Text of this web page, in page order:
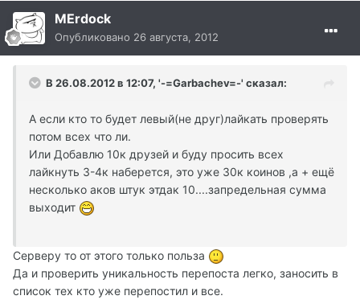
MErdock
Опубликовано 26 августа, 2012
В 26.08.2012 в 12:07, '-=Garbachev=-' сказал:
А если кто то будет левый(не друг)лайкать проверять
потом всех что ли.
Или Добавлю 10к друзей и буду просить всех
лайкнуть 3-4к наберется, это уже 30к коинов ,а + ещё
несколько аков штук этдак 10....запредельная сумма
выходит
Серверу то от этого только польза
Да и проверить уникальность перепоста легко, заносить в
список тех кто уже перепостил и все.